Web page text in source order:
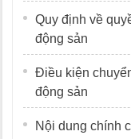
Quy định về
động sản
Điều kiện
động sản
Nội dung chính